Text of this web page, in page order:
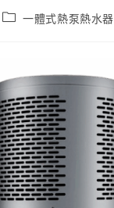
一體式熱泵熱水器